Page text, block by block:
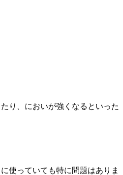
り、においが強くなるといった
使っていても特に問題はありま